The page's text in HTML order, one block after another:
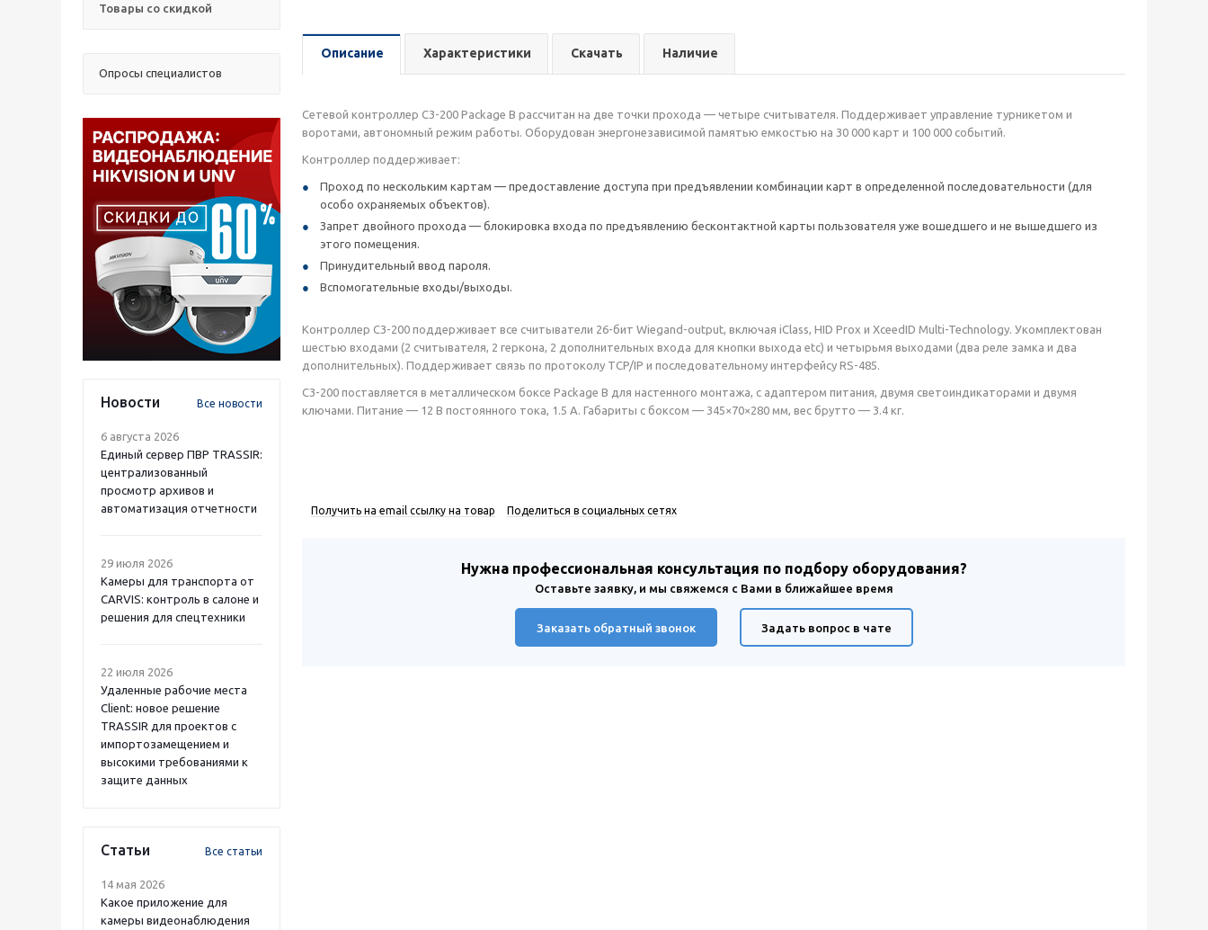
Товары со скидкой
Опросы специалистов
Новости Все новости
6 августа 2026
Единый сервер ПВР TRASSIR:
централизованный
просмотр архивов и
автоматизация отчетности
29 июля 2026
Камеры для транспорта от
CARVIS: контроль в салоне и
решения для спецтехники
22 июля 2026
Удаленные рабочие места
Client: новое решение
TRASSIR для проектов с
импортозамещением и
высокими требованиями к
защите данных
Статьи Все статьи
14 мая 2026
Какое приложение для
камеры видеонаблюдения
Описание Характеристики Скачать Наличие
Сетевой контроллер C3-200 Package B рассчитан на две точки прохода — четыре считывателя. Поддерживает управление турникетом и
воротами, автономный режим работы. Оборудован энергонезависимой памятью емкостью на 30 000 карт и 100 000 событий.
Контроллер поддерживает:
Проход по нескольким картам — предоставление доступа при предъявлении комбинации карт в определенной последовательности (для
особо охраняемых объектов).
Запрет двойного прохода — блокировка входа по предъявлению бесконтактной карты пользователя уже вошедшего и не вышедшего из
этого помещения.
Принудительный ввод пароля.
Вспомогательные входы/выходы.
Контроллер C3-200 поддерживает все считыватели 26-бит Wiegand-output, включая iClass, HID Prox и XceedID Multi-Technology. Укомплектован
шестью входами (2 считывателя, 2 геркона, 2 дополнительных входа для кнопки выхода etc) и четырьмя выходами (два реле замка и два
дополнительных). Поддерживает связь по протоколу TCP/IP и последовательному интерфейсу RS-485.
C3-200 поставляется в металлическом боксе Package B для настенного монтажа, с адаптером питания, двумя светоиндикаторами и двумя
ключами. Питание — 12 В постоянного тока, 1.5 А. Габариты с боксом — 345×70×280 мм, вес брутто — 3.4 кг.
Получить на email ссылку на товар Поделиться в социальных сетях
Нужна профессиональная консультация по подбору оборудования?
Оставьте заявку, и мы свяжемся с Вами в ближайшее время
Заказать обратный звонок Задать вопрос в чате